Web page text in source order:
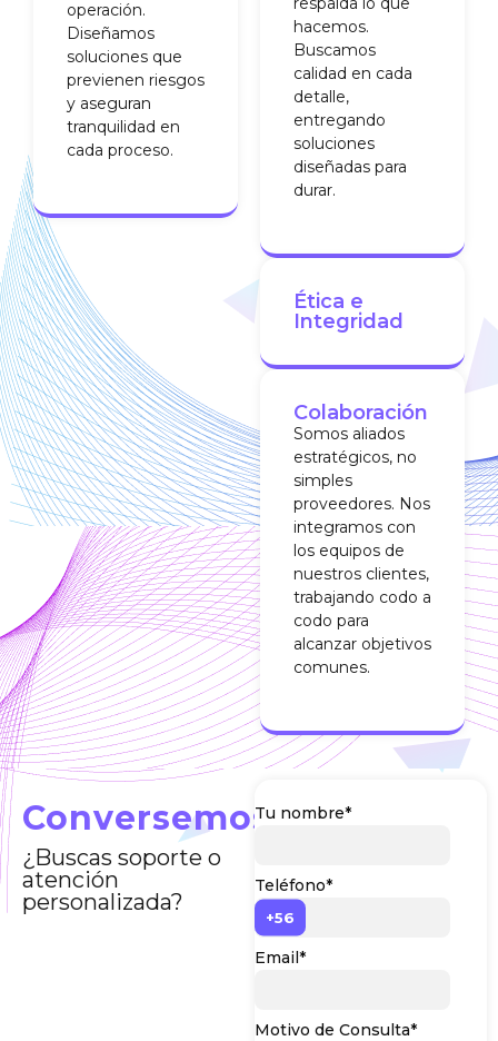
operación.
Diseñamos
soluciones que
previenen riesgos
y aseguran
tranquilidad en
cada proceso.
hacemos.
Buscamos
calidad en cada
detalle,
entregando
soluciones
diseñadas para
durar.
Ética e
Integridad
Colaboración
Somos aliados
estratégicos, no
simples
proveedores. Nos
integramos con
los equipos de
nuestros clientes,
trabajando codo a
codo para
alcanzar objetivos
comunes.
Conversemos
¿Buscas soporte o
atención
personalizada?
Tu nombre*
Teléfono*
Email*
Motivo de Consulta*